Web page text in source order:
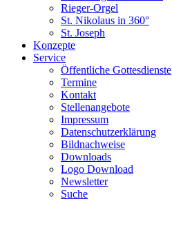
Rieger-Orgel
St. Nikolaus in 360°
St. Joseph
Konzepte
Service
Öffentliche Gottesdienste
Termine
Kontakt
Stellenangebote
Impressum
Datenschutzerklärung
Bildnachweise
Downloads
Logo Download
Newsletter
Suche